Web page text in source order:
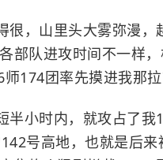
很，山里头大雾弥漫
部队进攻时间不一样
174团率先摸进我那
半小时内，就攻占了
号高地，也就是后来